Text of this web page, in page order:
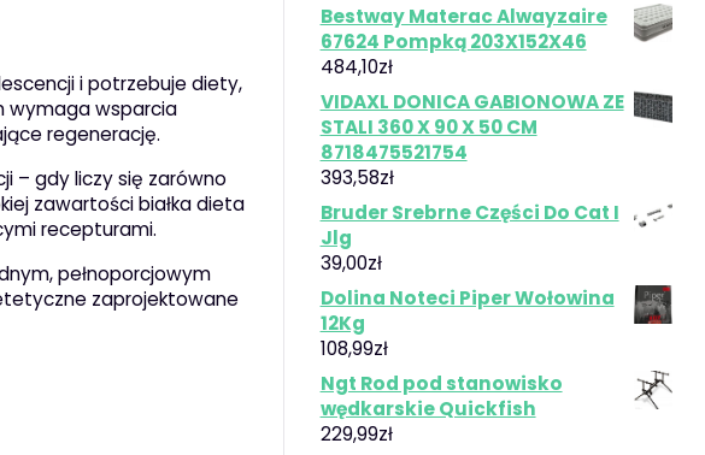
i potrzebuje diety,
wymaga wsparcia
regenerację.
– gdy liczy się zarówno
zawartości białka dieta
recepturami.
pełnoporcjowym
zaprojektowane
Bestway Materac Alwayzaire
67624 Pompką 203X152X46
484,10zł
VIDAXL DONICA GABIONOWA ZE
STALI 360 X 90 X 50 CM
8718475521754
393,58zł
Bruder Srebrne Części Do Cat I
Jlg
39,00zł
Dolina Noteci Piper Wołowina
12Kg
108,99zł
Ngt Rod pod stanowisko
wędkarskie Quickfish
229,99zł